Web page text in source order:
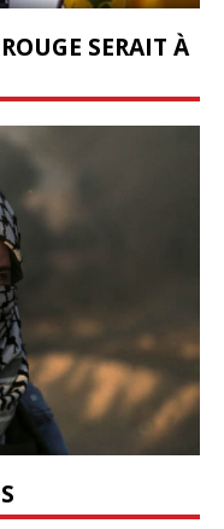
SERAIT À